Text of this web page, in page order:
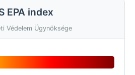
EPA index
Védelem Ügynöksége